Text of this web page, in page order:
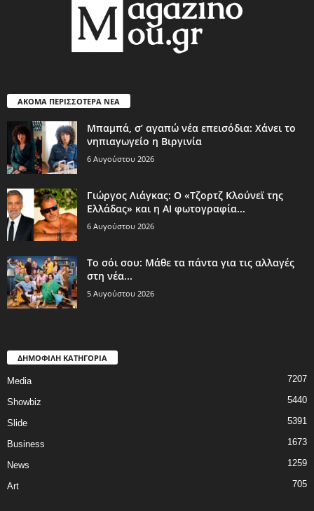
ΑΚΟΜΑ ΠΕΡΙΣΣΟΤΕΡΑ ΝΕΑ
Μπαμπά, σ’ αγαπώ νέα επεισόδια: Χάνει το
νηπιαγωγείο η Βιργινία
6 Αυγούστου 2026
Γιώργος Λιάγκας: Ο «Τζορτζ Κλούνεϊ της
Ελλάδας» και η AI φωτογραφία...
6 Αυγούστου 2026
Το σόι σου: Μάθε τα πάντα για τις αλλαγές
στη νέα...
5 Αυγούστου 2026
ΔΗΜΟΦΙΛΗ ΚΑΤΗΓΟΡΙΑ
Media 7207
Showbiz 5440
Slide 5391
Business 1673
News 1259
Art 705